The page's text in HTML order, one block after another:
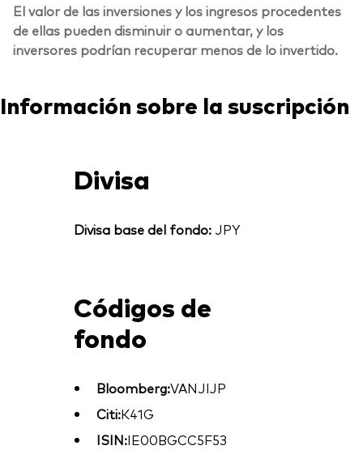
El valor de las inversiones y los ingresos procedentes
de ellas pueden disminuir o aumentar, y los
inversores podrían recuperar menos de lo invertido.
Información sobre la suscripción
Divisa
Divisa base del fondo:JPY
Códigos de
fondo
Bloomberg:VANJIJP
Citi:K41G
ISIN:IE00BGCC5F53